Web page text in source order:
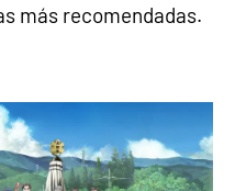
más recomendadas.